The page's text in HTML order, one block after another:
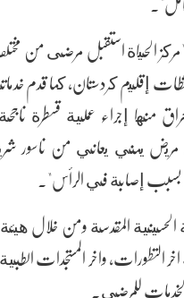
الحياة استقبل مرضى من
إقليم كردستان، كما قدم
منها إجراء عملية قسطرة
مريض يمني يعاني من ناسور
إصابة في الرأس".
الحسينية المقدسة ومن خلال
التطورات، واخر المستجدات